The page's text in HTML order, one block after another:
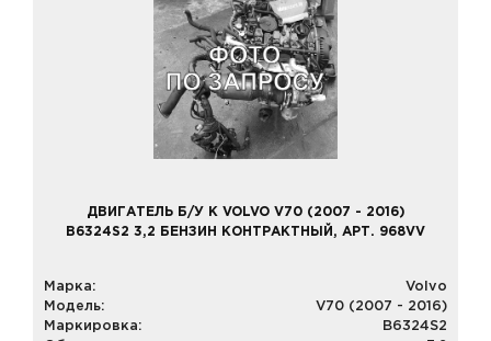
ДВИГАТЕЛЬ Б/У К VOLVO V70 (2007 - 2016)
B6324S2 3,2 БЕНЗИН КОНТРАКТНЫЙ, АРТ. 968VV
Марка:
Volvo
Модель:
V70 (2007 - 2016)
Маркировка:
B6324S2